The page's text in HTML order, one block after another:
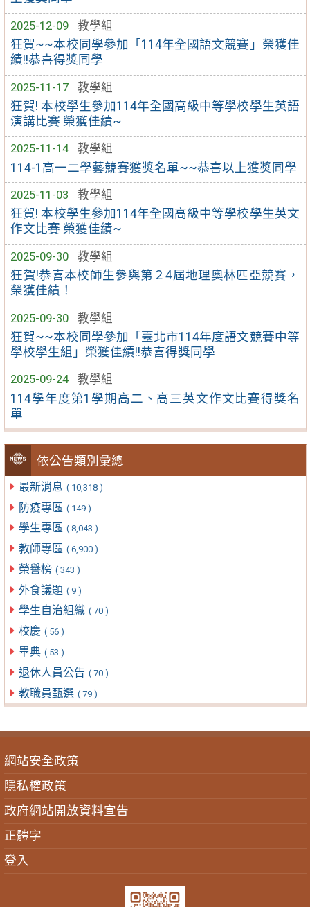
2025-12-09
教學組
狂賀~~本校同學參加「114年全國語文競賽」榮獲佳
績!!恭喜得獎同學
2025-11-17
教學組
狂賀! 本校學生參加114年全國高級中等學校學生英語
演講比賽 榮獲佳績~
2025-11-14
教學組
114-1高一二學藝競賽獲獎名單~~恭喜以上獲獎同學
2025-11-03
教學組
狂賀! 本校學生參加114年全國高級中等學校學生英文
作文比賽 榮獲佳績~
2025-09-30
教學組
狂賀!恭喜本校師生參與第２4屆地理奧林匹亞競賽，
榮獲佳績！
2025-09-30
教學組
狂賀~~本校同學參加「臺北市114年度語文競賽中等
學校學生組」榮獲佳績!!恭喜得獎同學
2025-09-24
教學組
114學年度第1學期高二、高三英文作文比賽得獎名
單
依公告類別彙總
最新消息 ( 10,318 )
防疫專區 ( 149 )
學生專區 ( 8,043 )
教師專區 ( 6,900 )
榮譽榜 ( 343 )
外食議題 ( 9 )
學生自治組織 ( 70 )
校慶 ( 56 )
畢典 ( 53 )
退休人員公告 ( 70 )
教職員甄選 ( 79 )
網站安全政策
隱私權政策
政府網站開放資料宣告
正體字
登入